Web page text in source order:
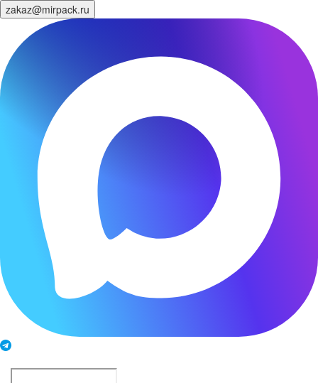
zakaz@mirpack.ru